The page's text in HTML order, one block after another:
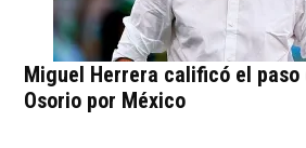
Miguel Herrera calificó el paso
Osorio por México